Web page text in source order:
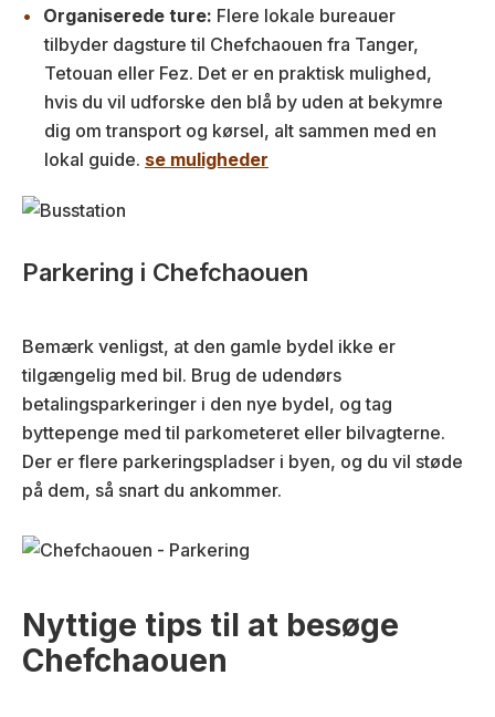
Organiserede ture: Flere lokale bureauer
tilbyder dagsture til Chefchaouen fra Tanger,
Tetouan eller Fez. Det er en praktisk mulighed,
hvis du vil udforske den blå by uden at bekymre
dig om transport og kørsel, alt sammen med en
lokal guide. se muligheder
Parkering i Chefchaouen
Bemærk venligst, at den gamle bydel ikke er
tilgængelig med bil. Brug de udendørs
betalingsparkeringer i den nye bydel, og tag
byttepenge med til parkometeret eller bilvagterne.
Der er flere parkeringspladser i byen, og du vil støde
på dem, så snart du ankommer.
Nyttige tips til at besøge
Chefchaouen